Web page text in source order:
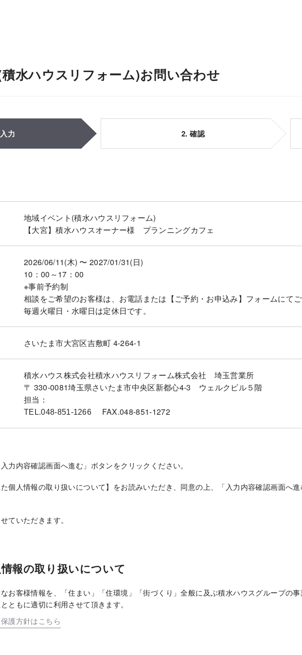
水ハウスリフォーム)お問い合わせ
力 2. 確認
地域イベント(積水ハウスリフォーム)
【大宮】積水ハウスオーナー様 プランニングカフェ
2026/06/11(木) 〜 2027/01/31(日)
10：00～17：00
※事前予約制
相談をご希望のお客様は、お電話または【ご予約・お申込み】フォームにてご
毎週火曜日・水曜日は定休日です。
さいたま市大宮区吉敷町 4-264-1
積水ハウス株式会社積水ハウスリフォーム株式会社 埼玉営業所
〒 330-0081埼玉県さいたま市中央区新都心4-3 ウェルクビル５階
担当：
TEL.048-851-1266 FAX.048-851-1272
力内容確認画面へ進む」ボタンをクリックください。
個人情報の取り扱いについて】をお読みいただき、同意の上、「入力内容確認画面へ
ていただきます。
報の取り扱いについて
お客様情報を、「住まい」「住環境」「街づくり」全般に及ぶ積水ハウスグループの
ともに適切に利用させて頂きます。
護方針はこちら